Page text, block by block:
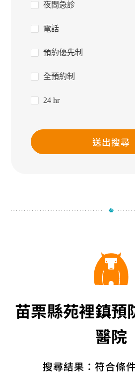
夜間急診
電話
預約優先制
全預約制
24 hr
送出搜尋
苗栗縣苑裡鎮預
醫院
搜尋結果：符合條